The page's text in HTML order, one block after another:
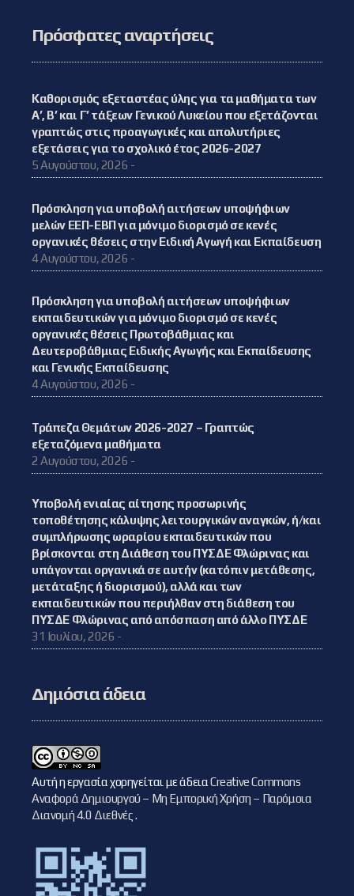
Πρόσφατες αναρτήσεις
Καθορισμός εξεταστέας ύλης για τα μαθήματα των
Α’, Β’ και Γ’ τάξεων Γενικού Λυκείου που εξετάζονται
γραπτώς στις προαγωγικές και απολυτήριες
εξετάσεις για το σχολικό έτος 2026-2027
5 Αυγούστου, 2026 -
Πρόσκληση για υποβολή αιτήσεων υποψήφιων
μελών ΕΕΠ-ΕΒΠ για μόνιμο διορισμό σε κενές
οργανικές θέσεις στην Ειδική Αγωγή και Εκπαίδευση
4 Αυγούστου, 2026 -
Πρόσκληση για υποβολή αιτήσεων υποψήφιων
εκπαιδευτικών για μόνιμο διορισμό σε κενές
οργανικές θέσεις Πρωτοβάθμιας και
Δευτεροβάθμιας Ειδικής Αγωγής και Εκπαίδευσης
και Γενικής Εκπαίδευσης
4 Αυγούστου, 2026 -
Τράπεζα Θεμάτων 2026-2027 – Γραπτώς
εξεταζόμενα μαθήματα
2 Αυγούστου, 2026 -
Υποβολή ενιαίας αίτησης προσωρινής
τοποθέτησης κάλυψης λειτουργικών αναγκών, ή/και
συμπλήρωσης ωραρίου εκπαιδευτικών που
βρίσκονται στη Διάθεση του ΠΥΣΔΕ Φλώρινας και
υπάγονται οργανικά σε αυτήν (κατόπιν μετάθεσης,
μετάταξης ή διορισμού), αλλά και των
εκπαιδευτικών που περιήλθαν στη διάθεση του
ΠΥΣΔΕ Φλώρινας από απόσπαση από άλλο ΠΥΣΔΕ
31 Ιουλίου, 2026 -
Δημόσια άδεια
Αυτή η εργασία χορηγείται με άδειαCreative Commons
Αναφορά Δημιουργού – Μη Εμπορική Χρήση – Παρόμοια
Διανομή 4.0 Διεθνές.